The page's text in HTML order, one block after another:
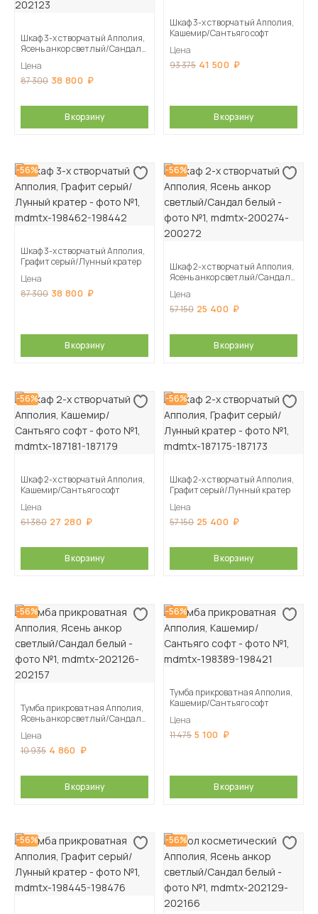
Шкаф 3-х створчатый Апполия,
Ясень анкор светлый/Сандал
Цена
87 300 38 800
В корзину
Шкаф 3-х створчатый Апполия,
Кашемир/Сантьяго софт
Цена
93 375 41 500
В корзину
-56%
Шкаф 3-х створчатый Апполия,
Графит серый/Лунный кратер
Цена
87 300 38 800
В корзину
-56%
Шкаф 2-х створчатый Апполия,
Ясень анкор светлый/Сандал
Цена
57 150 25 400
В корзину
-56%
Шкаф 2-х створчатый Апполия,
Кашемир/Сантьяго софт
Цена
61 380 27 280
В корзину
-56%
Шкаф 2-х створчатый Апполия,
Графит серый/Лунный кратер
Цена
57 150 25 400
В корзину
-56%
Тумба прикроватная Апполия,
Ясень анкор светлый/Сандал
Цена
10 935 4 860
В корзину
-56%
Тумба прикроватная Апполия,
Кашемир/Сантьяго софт
Цена
11 475 5 100
В корзину
-56% -56%